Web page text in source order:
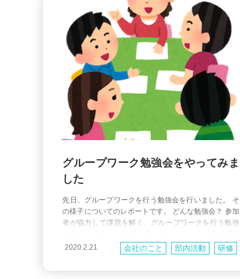
グループワーク勉強会をやってみま
した
先日、グループワークを行う勉強会を行いました。 そ
の様子についてのレポートです。 どんな勉強会？ 参加
者が協力して課題を解く、グループワークを行う勉強
でやらかしちゃった人 Advent Calendar 2019』を題材
に、 グループごとに話し合い、 原因と予防策について
2020.2.21 会社のこと 部内活動 研修